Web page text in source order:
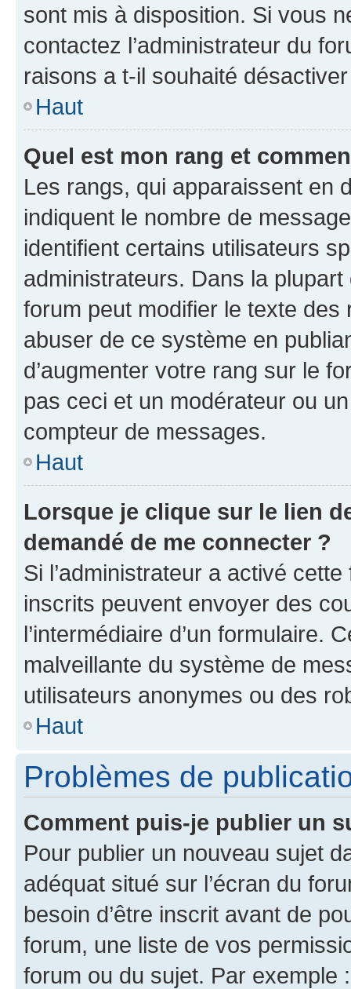
sont mis à disposition. Si vous
contactez l’administrateur du
raisons a t-il souhaité
Haut
Quel est mon rang et
Les rangs, qui apparaissent en
indiquent le nombre de
identifient certains utilisateurs
administrateurs. Dans la
forum peut modifier le texte
abuser de ce système en
d’augmenter votre rang sur le
pas ceci et un modérateur ou
compteur de messages.
Haut
Lorsque je clique sur le lien
demandé de me connecter ?
Si l’administrateur a activé
inscrits peuvent envoyer des
l’intermédiaire d’un formulaire.
malveillante du système de
utilisateurs anonymes ou des
Haut
Problèmes de
Comment puis-je publier un
Pour publier un nouveau sujet
adéquat situé sur l’écran du
besoin d’être inscrit avant de
forum, une liste de vos
forum ou du sujet. Par exemple